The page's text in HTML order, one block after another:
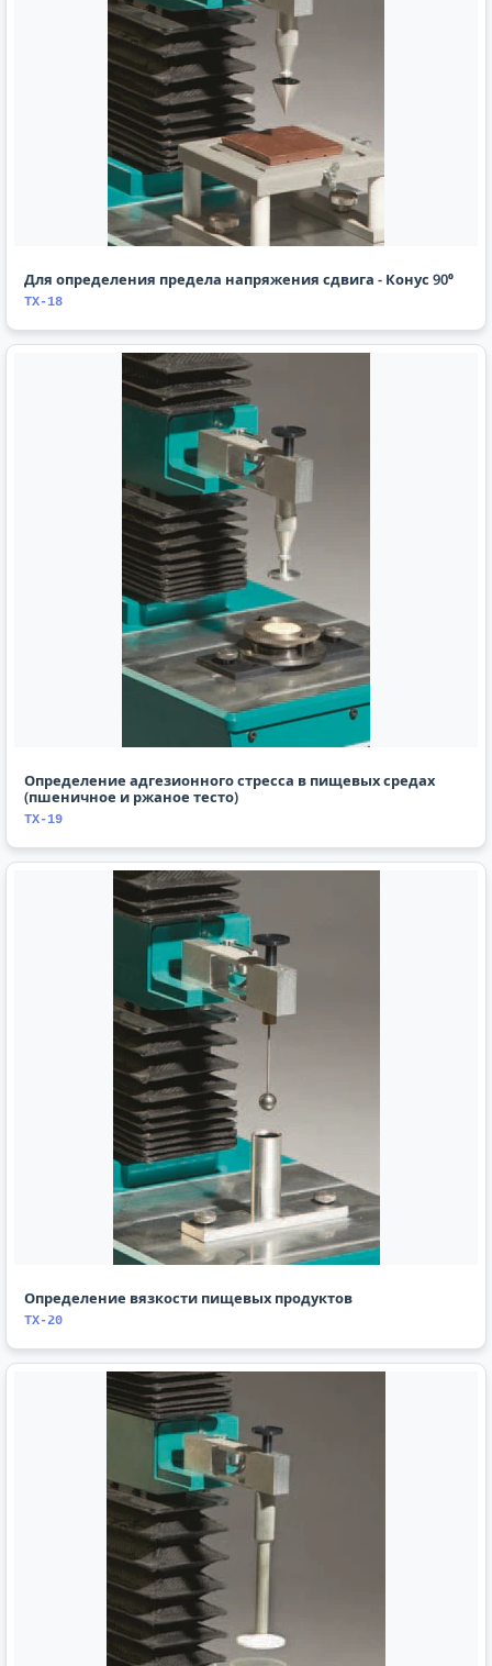
Для определения предела напряжения сдвига - Конус 90⁰
TX-18
Определение адгезионного стресса в пищевых средах
(пшеничное и ржаное тесто)
TX-19
Определение вязкости пищевых продуктов
TX-20